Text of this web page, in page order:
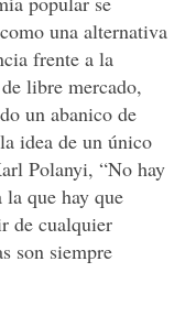
una alternativa
frente a la
libre mercado,
un abanico de
idea de un único
Polanyi, “No hay
la que hay que
de cualquier
son siempre